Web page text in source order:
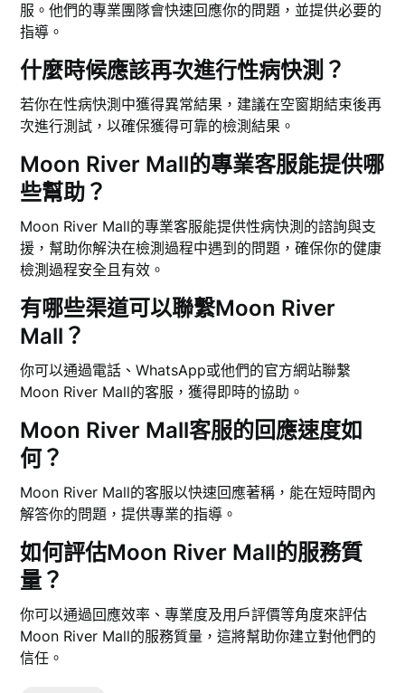
服。他們的專業團隊會快速回應你的問題，並提供必要的
指導。
什麼時候應該再次進行性病快測？
若你在性病快測中獲得異常結果，建議在空窗期結束後再
次進行測試，以確保獲得可靠的檢測結果。
Moon River Mall的專業客服能提供哪
些幫助？
Moon River Mall的專業客服能提供性病快測的諮詢與支
援，幫助你解決在檢測過程中遇到的問題，確保你的健康
檢測過程安全且有效。
有哪些渠道可以聯繫Moon River
Mall？
你可以通過電話、WhatsApp或他們的官方網站聯繫
Moon River Mall的客服，獲得即時的協助。
Moon River Mall客服的回應速度如
何？
Moon River Mall的客服以快速回應著稱，能在短時間內
解答你的問題，提供專業的指導。
如何評估Moon River Mall的服務質
量？
你可以通過回應效率、專業度及用戶評價等角度來評估
Moon River Mall的服務質量，這將幫助你建立對他們的
信任。